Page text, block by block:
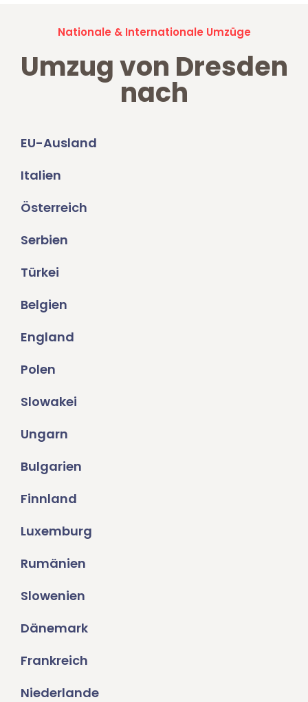
Nationale & Internationale Umzüge
Umzug von Dresden
nach
EU-Ausland
Italien
Österreich
Serbien
Türkei
Belgien
England
Polen
Slowakei
Ungarn
Bulgarien
Finnland
Luxemburg
Rumänien
Slowenien
Dänemark
Frankreich
Niederlande